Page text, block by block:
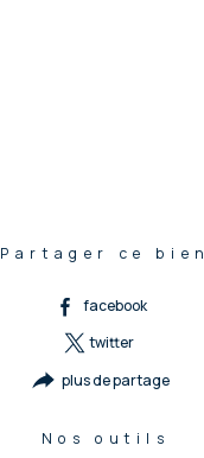
Partager ce bien
facebook
twitter
plus de partage
Nos outils